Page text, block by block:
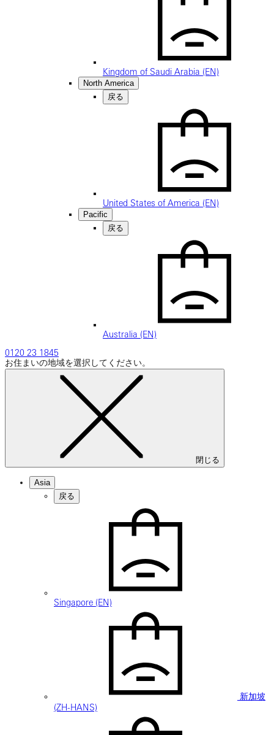
Kingdom of Saudi Arabia (EN)
North America
戻る
United States of America (EN)
Pacific
戻る
Australia (EN)
0120 23 1845
お住まいの地域を選択してください。
閉じる
Asia
戻る
Singapore (EN)
新加坡
(ZH-HANS)